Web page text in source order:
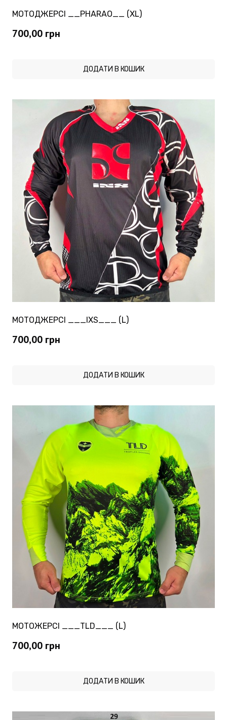
МОТОДЖЕРСІ __PHARAO__ (XL)
700,00 грн
ДОДАТИ В КОШИК
МОТОДЖЕРСІ ___IXS___ (L)
700,00 грн
ДОДАТИ В КОШИК
МОТОЖЕРСІ ___TLD___ (L)
700,00 грн
ДОДАТИ В КОШИК